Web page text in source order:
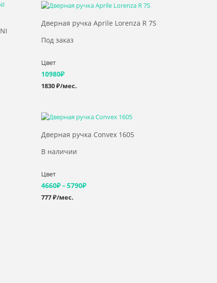
Дверная ручка Aprile Lorenza R 7S
Под заказ
Цвет
10980₽
1830 ₽/мес.
Выбрать >
Дверная ручка Convex 1605
В наличии
Цвет
4660₽–5790₽Диапазон
777 ₽/мес.
Выбрать >